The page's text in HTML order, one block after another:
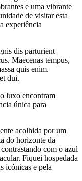
e uma vibrante
de visitar esta
experiência
dis parturient
Maecenas tempus,
quis enim.
dui.
luxo encontram
única para
acolhida por um
do horizonte da
com o azul
Fiquei hospedada
icónicas e pela